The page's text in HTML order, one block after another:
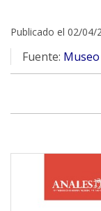
Publicado el 02/04/
Fuente: